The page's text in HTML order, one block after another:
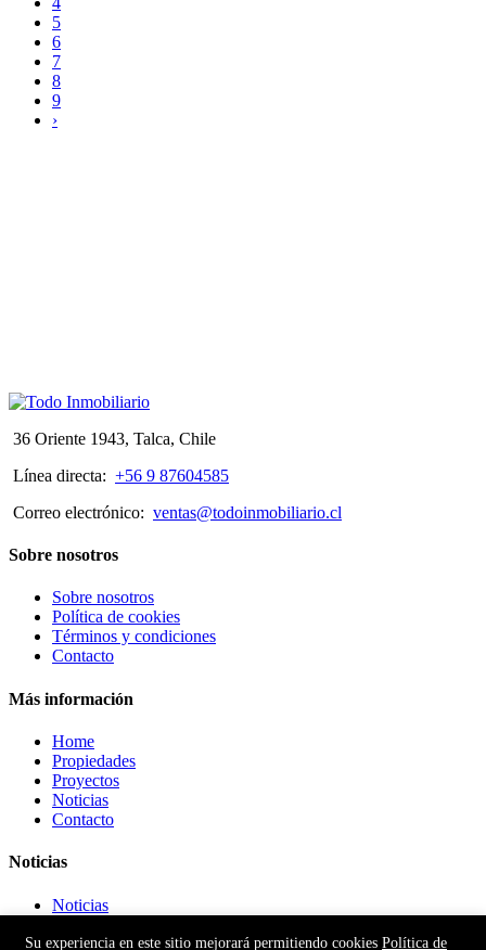
5
6
7
8
9
›
36 Oriente 1943, Talca, Chile
Línea directa: +56 9 87604585
Correo electrónico: ventas@todoinmobiliario.cl
Sobre nosotros
Sobre nosotros
Política de cookies
Términos y condiciones
Contacto
Más información
Home
Propiedades
Proyectos
Noticias
Contacto
Noticias
Noticias
©2026 Todo Inmobiliario es una aplicación perteneciente a
Su experiencia en este sitio mejorará permitiendo cookies Política de